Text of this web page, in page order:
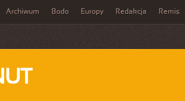
Archiwum Bodo Europy Redakcja Remis